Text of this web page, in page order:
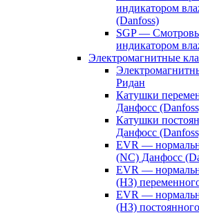
индикатором
(Danfoss)
SGP —
индикатором
Электромагнитные
Ридан
Катушки
Данфосс
Катушки
Данфосс
EVR —
(NC) Данфосс
EVR —
(НЗ)
EVR —
(НЗ)